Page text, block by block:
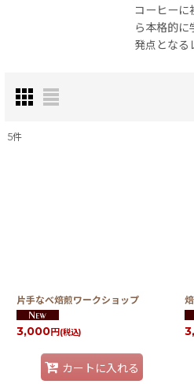
コーヒーに
ら本格的に
発点となる
5件
片手なべ焙煎ワークショップ
3,000円 (税込)
カートに入れる